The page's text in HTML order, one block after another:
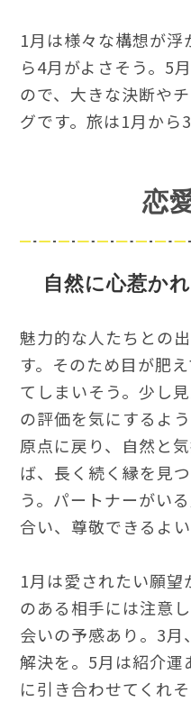
1月は様々な構想が
ら4月がよさそう。5
ので、大きな決断や
グです。旅は1月から
恋
自然に心惹か
魅力的な人たちとの
す。そのため目が肥
てしまいそう。少し
の評価を気にするよ
原点に戻り、自然と
ば、長く続く縁を見
う。パートナーがい
合い、尊敬できるよ
1月は愛されたい願
のある相手には注意
会いの予感あり。3
解決を。5月は紹介運
に引き合わせてくれ